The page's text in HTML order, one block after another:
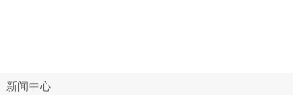
新闻中心